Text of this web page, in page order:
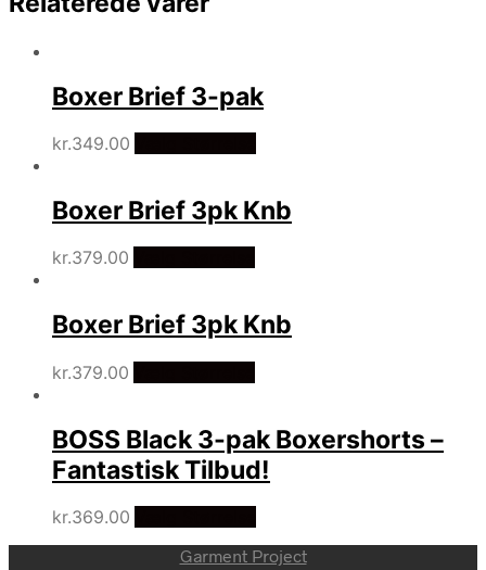
Boxer Brief 3-pak
kr.349.00
Boxer Brief 3pk Knb
kr.379.00
Boxer Brief 3pk Knb
kr.379.00
BOSS Black 3-pak Boxershorts –
Fantastisk Tilbud!
kr.369.00
Garment Project